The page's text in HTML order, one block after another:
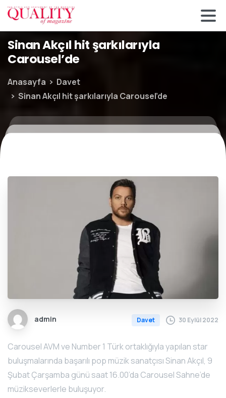
Sinan Akçıl hit şarkılarıyla
Carousel’de
Anasayfa
Davet
Sinan Akçıl hit şarkılarıyla Carousel’de
admin Davet 30 Eylül 2022
Carousel AVM ve Number 1 Türk ortaklığıyla yapılan star
buluşmalarında başarılı pop müzik sanatçısı Sinan Akçıl, 9
Şubat Çarşamba günü saat 16.00’da Carousel Sahne’de
müzikseverlerle buluşuyor.